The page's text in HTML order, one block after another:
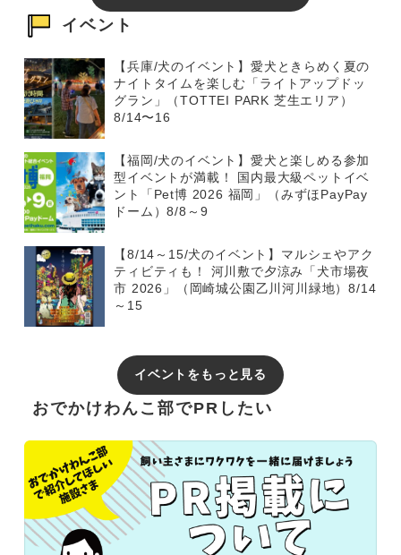
イベント
【兵庫/犬のイベント】愛犬ときらめく夏の
ナイトタイムを楽しむ「ライトアップドッ
グラン」（TOTTEI PARK 芝生エリア）
8/14〜16
【福岡/犬のイベント】愛犬と楽しめる参加
型イベントが満載！ 国内最大級ペットイベ
ント「Pet博 2026 福岡」（みずほPayPay
ドーム）8/8～9
【8/14～15/犬のイベント】マルシェやアク
ティビティも！ 河川敷で夕涼み「犬市場夜
市 2026」（岡崎城公園乙川河川緑地）8/14
～15
イベントをもっと見る
おでかけわんこ部でPRしたい